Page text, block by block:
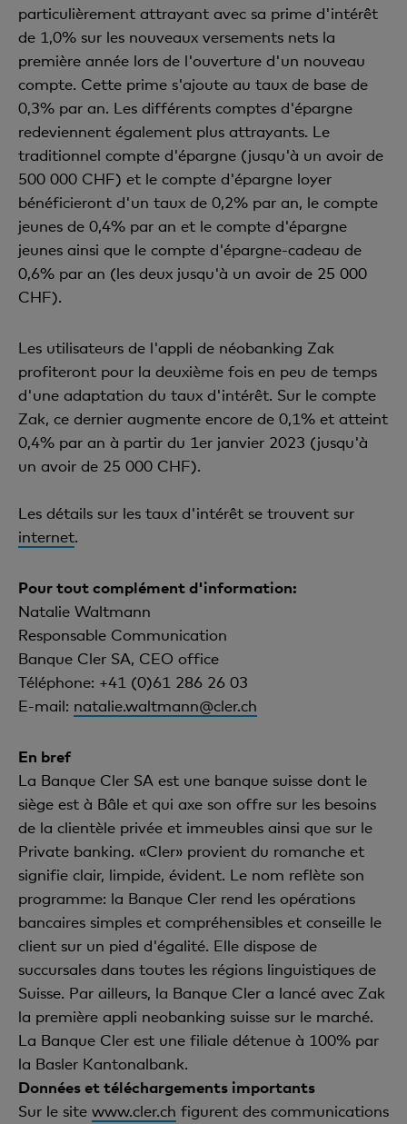
particulièrement attrayant avec sa prime d'intérêt
de 1,0% sur les nouveaux versements nets la
première année lors de l'ouverture d'un nouveau
compte. Cette prime s'ajoute au taux de base de
0,3% par an. Les différents comptes d'épargne
redeviennent également plus attrayants. Le
traditionnel compte d'épargne (jusqu'à un avoir de
500 000 CHF) et le compte d'épargne loyer
bénéficieront d'un taux de 0,2% par an, le compte
jeunes de 0,4% par an et le compte d'épargne
jeunes ainsi que le compte d'épargne-cadeau de
0,6% par an (les deux jusqu'à un avoir de 25 000
CHF).
Les utilisateurs de l'appli de néobanking Zak
profiteront pour la deuxième fois en peu de temps
d'une adaptation du taux d'intérêt. Sur le compte
Zak, ce dernier augmente encore de 0,1% et atteint
0,4% par an à partir du 1er janvier 2023 (jusqu'à
un avoir de 25 000 CHF).
Les détails sur les taux d'intérêt se trouvent sur
internet.
Pour tout complément d'information:
Natalie Waltmann
Responsable Communication
Banque Cler SA, CEO office
Téléphone: +41 (0)61 286 26 03
E-mail: natalie.waltmann@cler.ch
En bref
La Banque Cler SA est une banque suisse dont le
siège est à Bâle et qui axe son offre sur les besoins
de la clientèle privée et immeubles ainsi que sur le
Private banking. «Cler» provient du romanche et
signifie clair, limpide, évident. Le nom reflète son
programme: la Banque Cler rend les opérations
bancaires simples et compréhensibles et conseille le
client sur un pied d'égalité. Elle dispose de
succursales dans toutes les régions linguistiques de
Suisse. Par ailleurs, la Banque Cler a lancé avec Zak
la première appli neobanking suisse sur le marché.
La Banque Cler est une filiale détenue à 100% par
la Basler Kantonalbank.
Données et téléchargements importants
Sur le site www.cler.ch figurent des communications